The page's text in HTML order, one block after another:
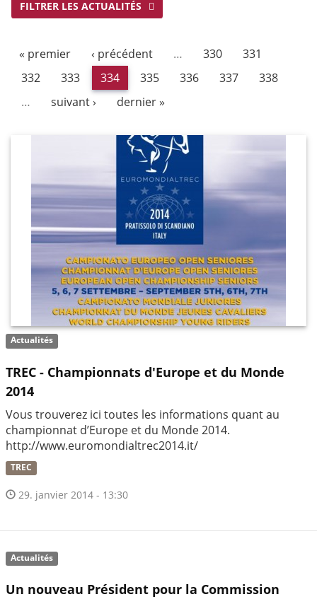
FILTRER LES ACTUALITÉS
« premier ‹ précédent … 330
331
332
333 334 335 336 337
338
…
suivant › dernier »
Actualités
TREC - Championnats d'Europe et du Monde
2014
Vous trouverez ici toutes les informations quant au
championnat d’Europe et du Monde 2014.
http://www.euromondialtrec2014.it/
TREC
29. janvier 2014 - 13:30
Actualités
Un nouveau Président pour la Commission